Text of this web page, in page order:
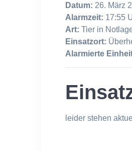
Datum: 26. März
Alarmzeit: 17:55
Art: Tier in
Einsatzort:
Alarmierte
leider stehen